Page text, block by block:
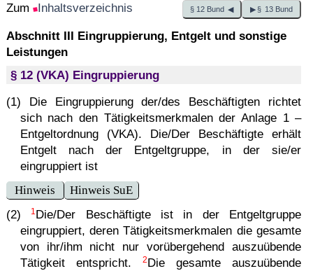
Zum Inhaltsverzeichnis § 12 Bund ◀ ▶ § 13 Bund
Abschnitt III Eingruppierung, Entgelt und sonstige
Leistungen
§ 12 (VKA) Eingruppierung
(1) Die Eingruppierung der/des Beschäftigten richtet
sich nach den Tätigkeitsmerkmalen der Anlage 1 –
Entgeltordnung (VKA). Die/Der Beschäftigte erhält
Entgelt nach der Entgeltgruppe, in der sie/er
eingruppiert ist
Hinweis
Hinweis SuE
(2)
1 Die/Der Beschäftigte ist in der Entgeltgruppe
eingruppiert, deren Tätigkeitsmerkmalen die gesamte
von ihr/ihm nicht nur vorübergehend auszuübende
Tätigkeit entspricht.
2Die gesamte auszuübende